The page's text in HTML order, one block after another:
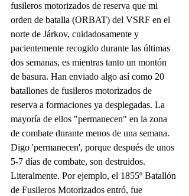
fusileros motorizados de reserva que mi
orden de batalla (ORBAT) del VSRF en el
norte de Járkov, cuidadosamente y
pacientemente recogido durante las últimas
dos semanas, es mientras tanto un montón
de basura. Han enviado algo así como 20
batallones de fusileros motorizados de
reserva a formaciones ya desplegadas. La
mayoría de ellos "permanecen" en la zona
de combate durante menos de una semana.
Digo 'permanecen', porque después de unos
5-7 días de combate, son destruidos.
Literalmente. Por ejemplo, el 1855º Batallón
de Fusileros Motorizados entró, fue